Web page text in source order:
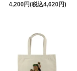
4,200円(税込4,620円)